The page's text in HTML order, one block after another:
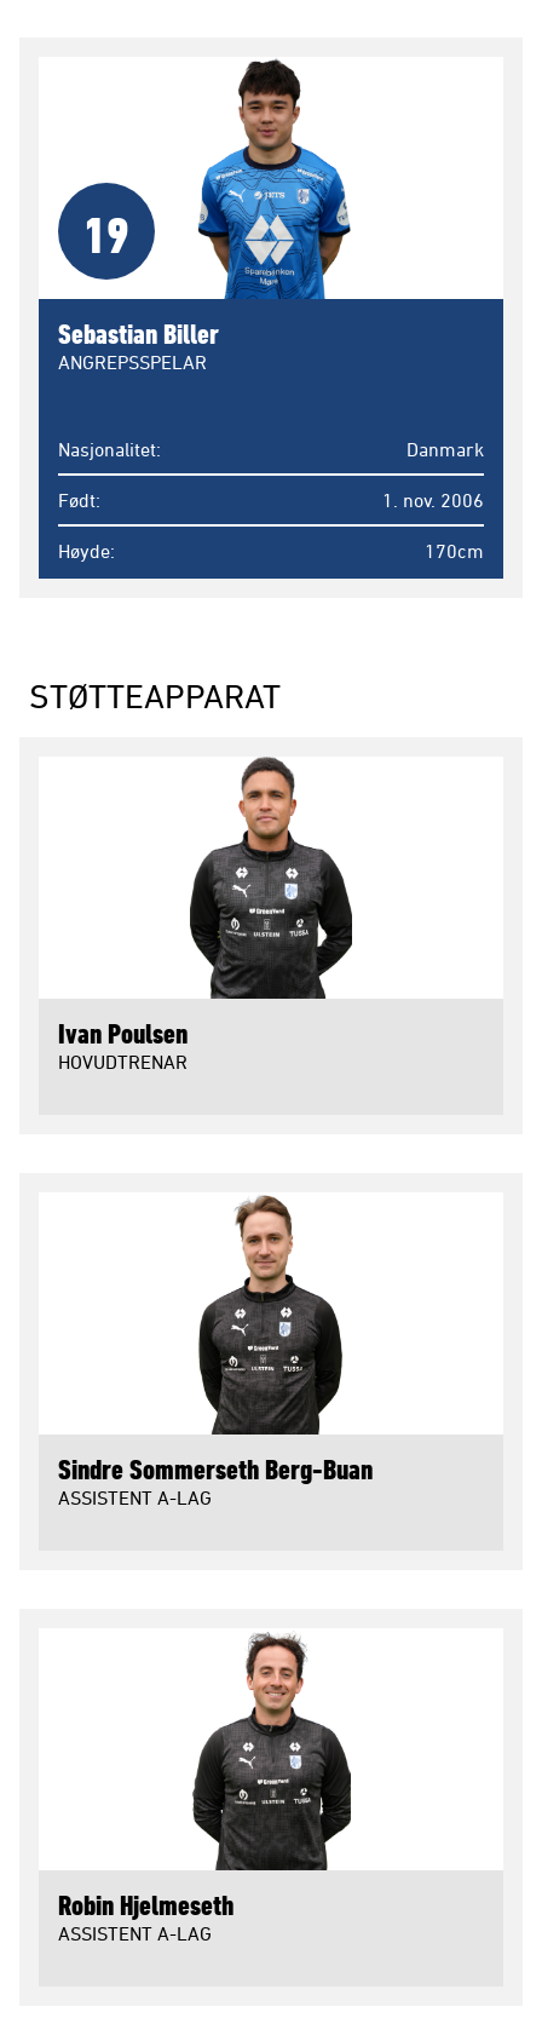
19
Sebastian Biller
ANGREPSSPELAR
Nasjonalitet Danmark
Født 1. nov. 2006
Høyde 170cm
STØTTEAPPARAT
Ivan Poulsen
HOVUDTRENAR
Sindre Sommerseth Berg-Buan
ASSISTENT A-LAG
Robin Hjelmeseth
ASSISTENT A-LAG